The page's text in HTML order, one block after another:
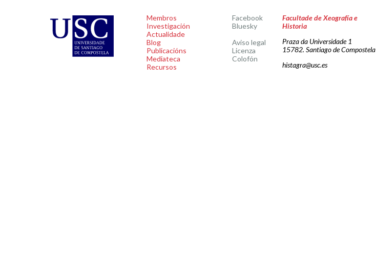
Membros
Investigación
Actualidade
Blog
Publicacións
Mediateca
Recursos
Facebook
Bluesky
Aviso legal
Licenza
Colofón
Facultade de Xeografía e
Historia
Praza da Universidade 1
15782. Santiago de Compostela
histagra@usc.es